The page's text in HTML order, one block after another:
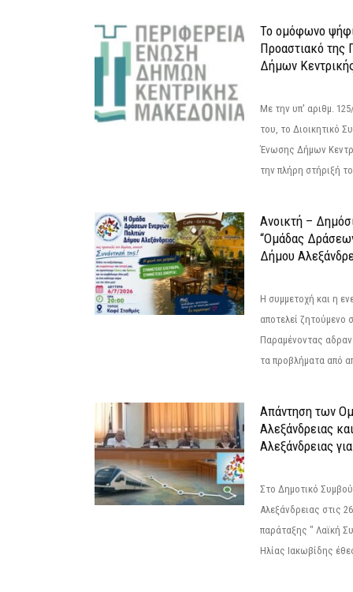
Το ομόφωνο
Προαστιακό της
Δήμων
Με την υπ' αριθμ.
του, το Διοικητικό
Ένωσης Δήμων
την πλήρη στήριξή
Ανοικτή –
“Ομάδας
Δήμου
Η συμμετοχή και η
αποτελεί ζητούμενο
Παραμένοντας
τα προβλήματα από
Απάντηση των
Αλεξάνδρειας
Αλεξάνδρειας
Στο Δημοτικό
Αλεξάνδρειας στις
παράταξης " Λαϊκή
Ηλίας Ιακωβίδης